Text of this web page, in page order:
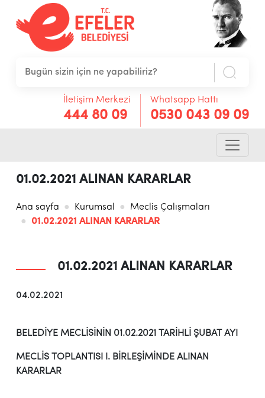
İletişim Merkezi
444 80 09
Whatsapp Hattı
0530 043 09 09
01.02.2021 ALINAN KARARLAR
Ana sayfa Kurumsal
Meclis Çalışmaları
01.02.2021 ALINAN KARARLAR
01.02.2021 ALINAN KARARLAR
04.02.2021
BELEDİYE MECLİSİNİN 01.02.2021 TARİHLİ ŞUBAT AYI
MECLİS TOPLANTISI I. BİRLEŞİMİNDE ALINAN
KARARLAR